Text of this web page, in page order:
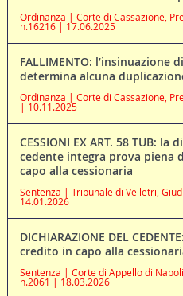
Ordinanza | Corte di Cassazione,
n.16216 | 17.06.2025
FALLIMENTO: l’insinuazione
determina alcuna
Ordinanza | Corte di Cassazione,
| 10.11.2025
CESSIONI EX ART. 58 TUB:
cedente integra prova piena
capo alla cessionaria
Sentenza | Tribunale di Velletri,
14.01.2026
DICHIARAZIONE DEL
credito in capo alla
Sentenza | Corte di Appello di
n.2061 | 18.03.2026